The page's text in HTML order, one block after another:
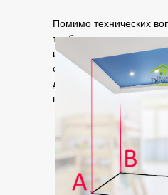
Помимо технических
требуются
и цветовым решениям,
опыт работы именно с
дает вам возможность
представить себе